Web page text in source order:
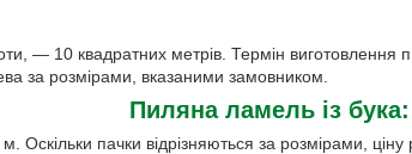
― 10 квадратних метрів. Термін виготовлення
за розмірами, вказаними замовником.
Пиляна ламель із бука:
м. Оскільки пачки відрізняються за розмірами,